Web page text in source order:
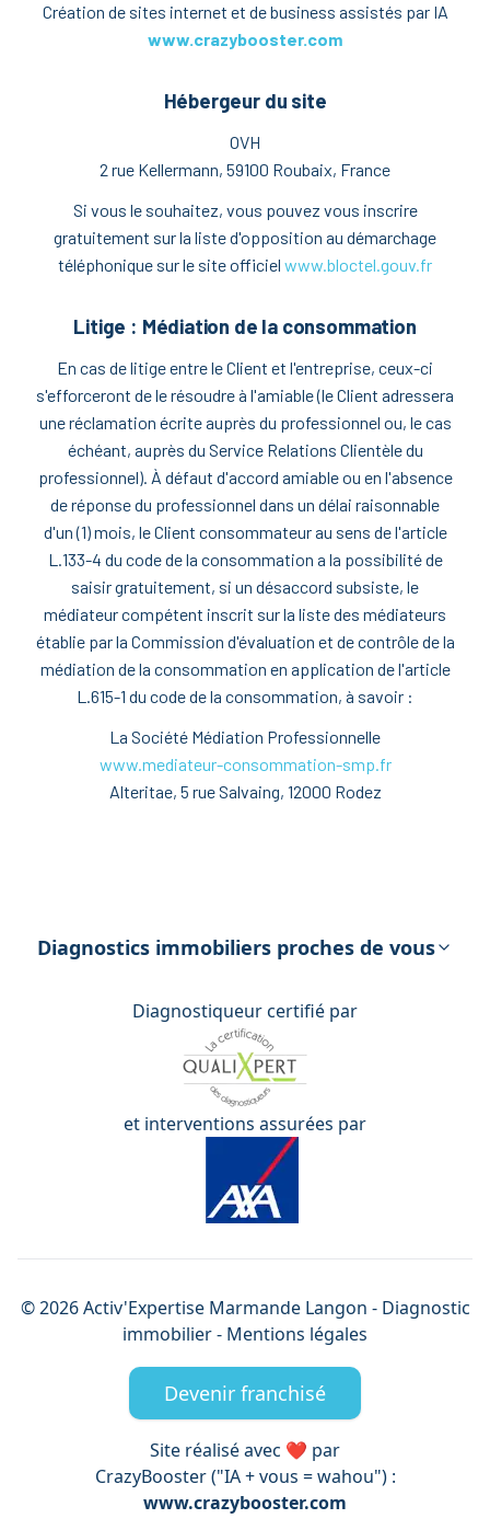
Création de sites internet et de business assistés par IA
www.crazybooster.com
Hébergeur du site
OVH
2 rue Kellermann, 59100 Roubaix, France
Si vous le souhaitez, vous pouvez vous inscrire
gratuitement sur la liste d'opposition au démarchage
téléphonique sur le site officiel www.bloctel.gouv.fr
Litige : Médiation de la consommation
En cas de litige entre le Client et l'entreprise, ceux-ci
s'efforceront de le résoudre à l'amiable (le Client adressera
une réclamation écrite auprès du professionnel ou, le cas
échéant, auprès du Service Relations Clientèle du
professionnel). À défaut d'accord amiable ou en l'absence
de réponse du professionnel dans un délai raisonnable
d'un (1) mois, le Client consommateur au sens de l'article
L.133-4 du code de la consommation a la possibilité de
saisir gratuitement, si un désaccord subsiste, le
médiateur compétent inscrit sur la liste des médiateurs
établie par la Commission d'évaluation et de contrôle de la
médiation de la consommation en application de l'article
L.615-1 du code de la consommation, à savoir :
La Société Médiation Professionnelle
www.mediateur-consommation-smp.fr
Alteritae, 5 rue Salvaing, 12000 Rodez
Diagnostics immobiliers proches de vous
Diagnostiqueur certifié par
et interventions assurées par
©2026Activ'Expertise Marmande Langon - Diagnostic
immobilier - Mentions légales
Devenir franchisé
Site réalisé avec ❤️ par
CrazyBooster ("IA + vous = wahou") :
www.crazybooster.com